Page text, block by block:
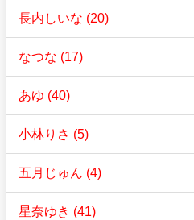
長内しいな (20)
なつな (17)
あゆ (40)
小林りさ (5)
五月じゅん (4)
星奈ゆき (41)